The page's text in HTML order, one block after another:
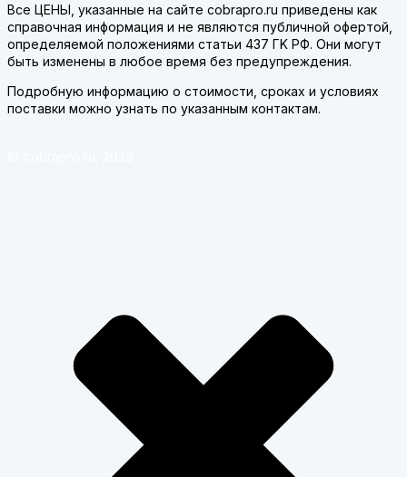
Все ЦЕНЫ, указанные на сайте cobrapro.ru приведены как
справочная информация и не являются публичной офертой,
определяемой положениями статьи 437 ГK РФ. Они могут
быть изменены в любое время без предупреждения.
Подробную информацию о стоимости, сроках и условиях
поставки можно узнать по указанным контактам.